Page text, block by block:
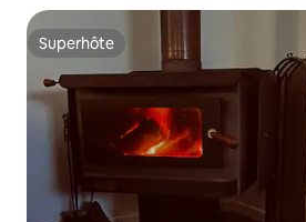
Superhôte
Superhôte